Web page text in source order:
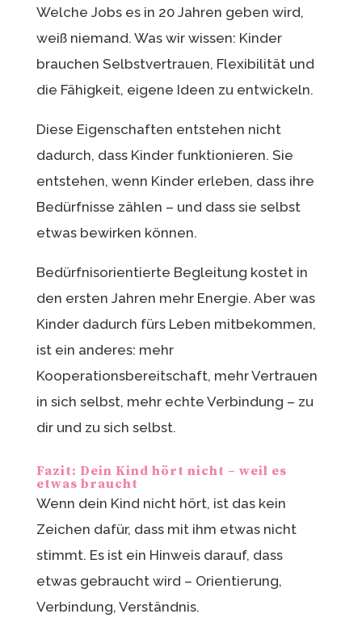
Welche Jobs es in 20 Jahren geben wird,
weiß niemand. Was wir wissen: Kinder
brauchen Selbstvertrauen, Flexibilität und
die Fähigkeit, eigene Ideen zu entwickeln.
Diese Eigenschaften entstehen nicht
dadurch, dass Kinder funktionieren. Sie
entstehen, wenn Kinder erleben, dass ihre
Bedürfnisse zählen – und dass sie selbst
etwas bewirken können.
Bedürfnisorientierte Begleitung kostet in
den ersten Jahren mehr Energie. Aber was
Kinder dadurch fürs Leben mitbekommen,
ist ein anderes: mehr
Kooperationsbereitschaft, mehr Vertrauen
in sich selbst, mehr echte Verbindung – zu
dir und zu sich selbst.
Fazit: Dein Kind hört nicht – weil es
etwas braucht
Wenn dein Kind nicht hört, ist das kein
Zeichen dafür, dass mit ihm etwas nicht
stimmt. Es ist ein Hinweis darauf, dass
etwas gebraucht wird – Orientierung,
Verbindung, Verständnis.